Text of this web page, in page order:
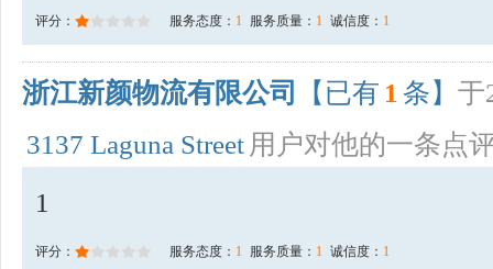
评分： 服务态度： 1 服务质量： 1 诚信度： 1
浙江新颜物流有限公司 【已有 1 条】 于
3137 Laguna Street 用户对他的一条点
1
评分： 服务态度： 1 服务质量： 1 诚信度： 1